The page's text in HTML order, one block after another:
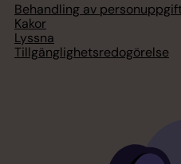
Behandling av
Kakor
Lyssna
Tillgänglighetsredogörelse